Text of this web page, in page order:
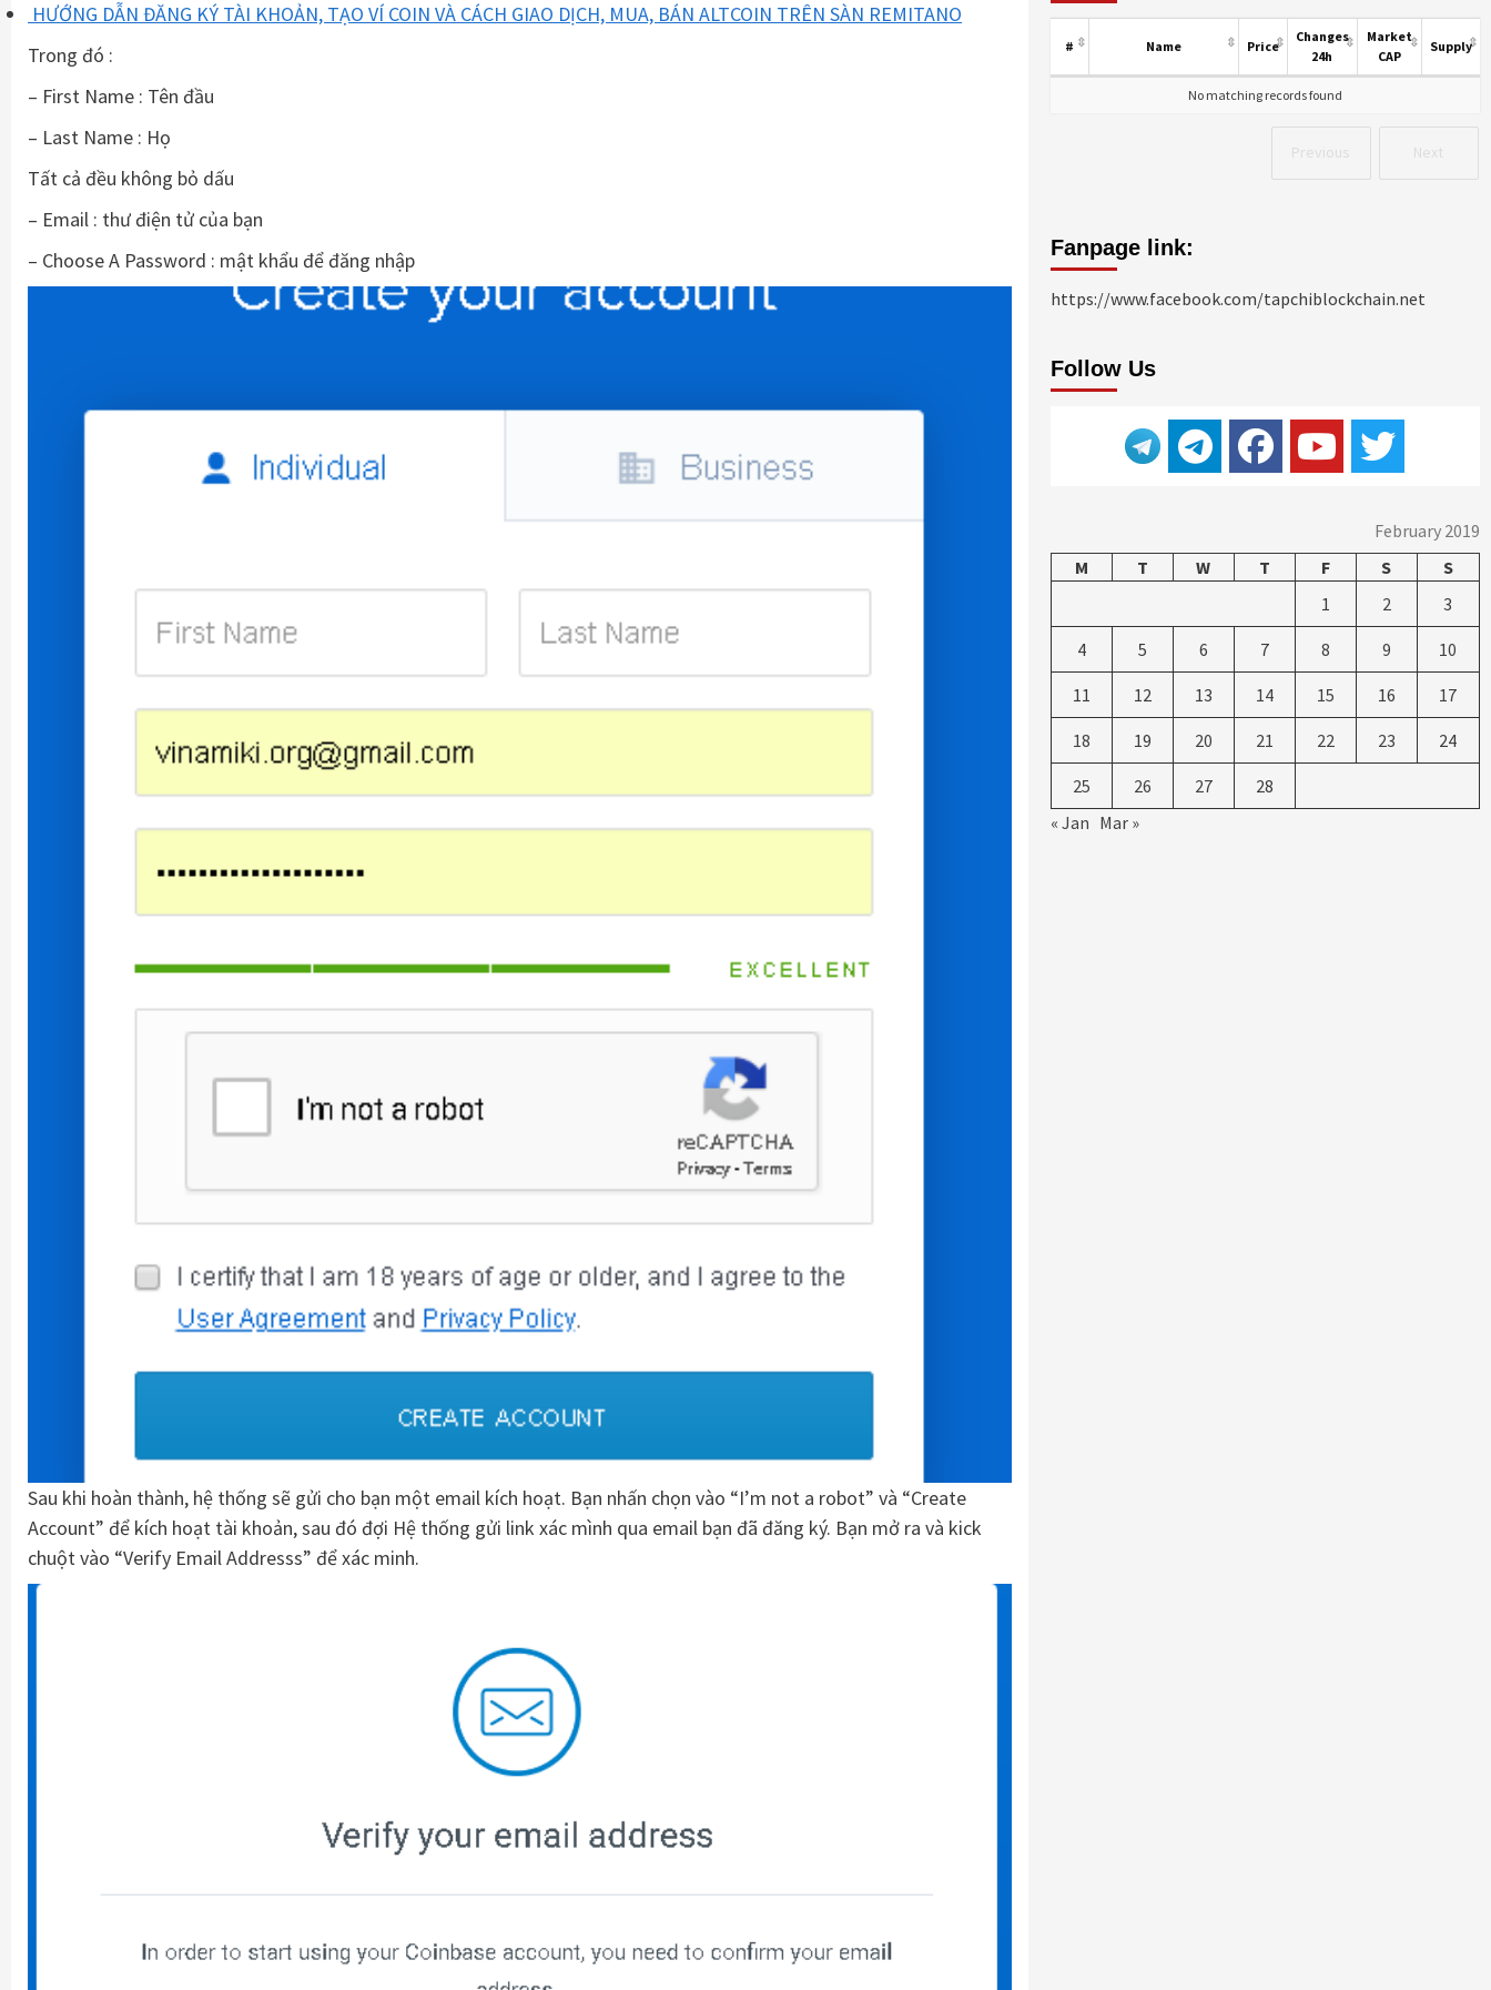
HƯỚNG DẪN ĐĂNG KÝ TÀI KHOẢN, TẠO VÍ COIN VÀ CÁCH GIAO DỊCH, MUA, BÁN ALTCOIN TRÊN SÀN REMITANO
Trong đó :
– First Name : Tên đầu
– Last Name : Họ
Tất cả đều không bỏ dấu
– Email : thư điện tử của bạn
– Choose A Password : mật khẩu để đăng nhập
Sau khi hoàn thành, hệ thống sẽ gửi cho bạn một email kích hoạt. Bạn nhấn chọn vào “I’m not a robot” và “Create
Account” để kích hoạt tài khoản, sau đó đợi Hệ thống gửi link xác mình qua email bạn đã đăng ký. Bạn mở ra và kick
chuột vào “Verify Email Addresss” để xác minh.
Previous Next
# Name Price
Changes
24h
Market
CAP
Supply
No matching records found
Fanpage link:
https://www.facebook.com/tapchiblockchain.net
Follow Us
February 2019
M
T W T F S
S
1
2 3
4 5 6 7 8 9 10
11 12 13 14 15 16 17
18 19 20 21 22 23 24
25 26 27
28
« Jan Mar »